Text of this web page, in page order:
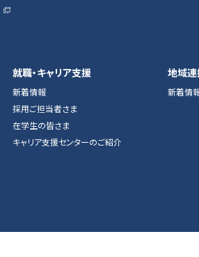
就職・キャリア支援
新着情報
採用ご担当者さま
在学生の皆さま
キャリア支援センターのご紹介
地域
新着情